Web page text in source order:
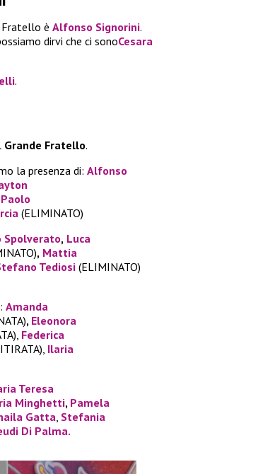
Fratello è Alfonso Signorini.
dirvi che ci sonoCesara
.
Grande Fratello.
la presenza di: Alfonso
(ELIMINATO)
Spolverato, Luca
, Mattia
Tediosi(ELIMINATO)
Amanda
, Eleonora
Federica
Ilaria
Teresa
Minghetti, Pamela
Gatta Stefania
Di Palma.